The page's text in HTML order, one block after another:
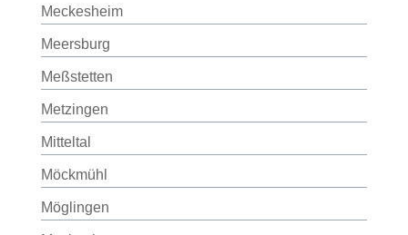
Meckesheim
Meersburg
Meßstetten
Metzingen
Mitteltal
Möckmühl
Möglingen